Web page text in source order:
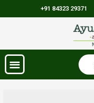
+91 84323 29371